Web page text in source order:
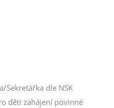
Sekretářka dle NSK
děti zahájení povinné